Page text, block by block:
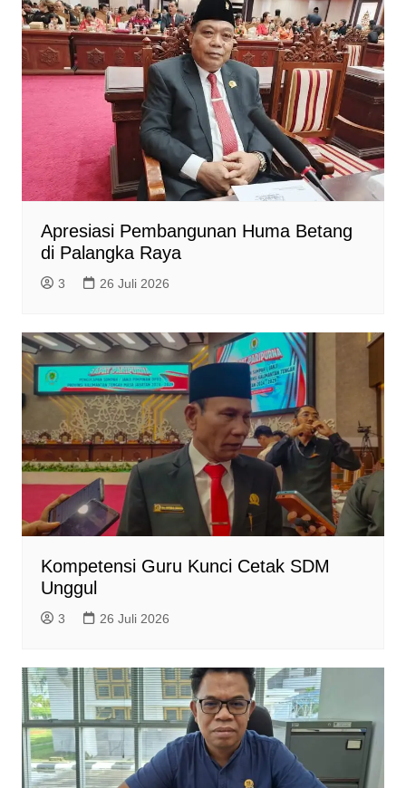
Apresiasi Pembangunan Huma Betang
di Palangka Raya
3 26 Juli 2026
Kompetensi Guru Kunci Cetak SDM
Unggul
3 26 Juli 2026